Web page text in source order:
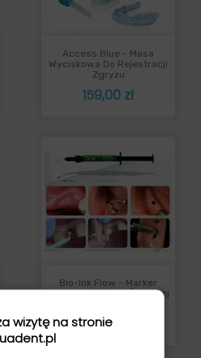
Access Blue - Masa
Wyciskowa Do Rejestracji
Zgryzu
Cena
159,00 zł
Bio-Ink Flow - Marker
Uszkodzeń Błony Śluzowej
Korygowania...
wizytę na stronie